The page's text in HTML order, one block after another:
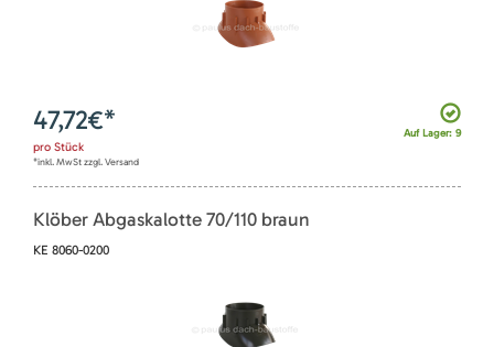
Auf Lager: 9
47,72€*
pro Stück
*inkl. MwSt zzgl. Versand
Klöber Abgaskalotte 70/110 braun
KE 8060-0200